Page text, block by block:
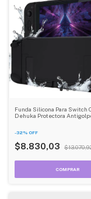
Funda Silicona Para Switch
Dehuka Protectora
-32% OFF
$8.830,03